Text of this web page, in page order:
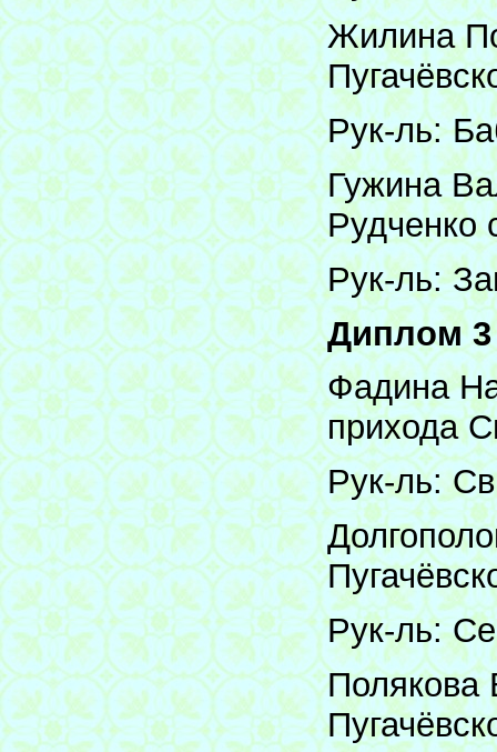
Жилина
Рук-ль:
Гужина
Рудченко
Рук-ль:
Диплом 3
Фадина
прихода
Рук-ль:
Рук-ль:
Полякова